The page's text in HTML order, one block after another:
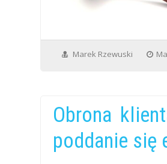
Marek Rzewuski
Obrona
poddanie się